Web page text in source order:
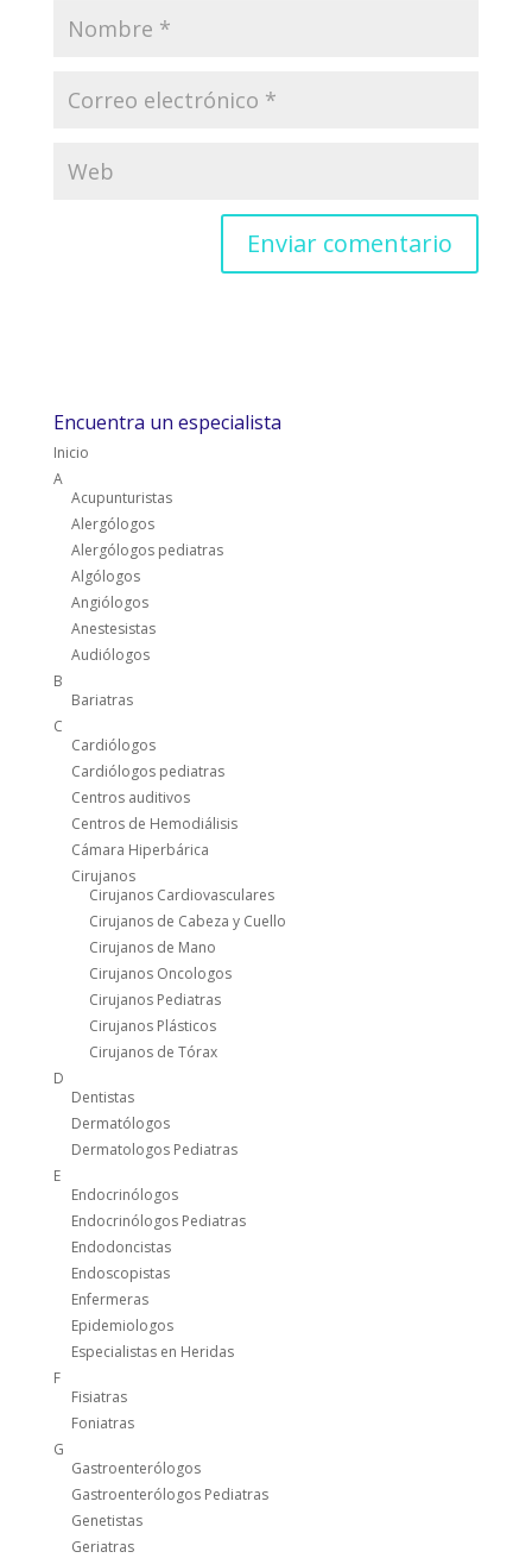
Encuentra un especialista
Inicio
A
Acupunturistas
Alergólogos
Alergólogos pediatras
Algólogos
Angiólogos
Anestesistas
Audiólogos
B
Bariatras
C
Cardiólogos
Cardiólogos pediatras
Centros auditivos
Centros de Hemodiálisis
Cámara Hiperbárica
Cirujanos
Cirujanos Cardiovasculares
Cirujanos de Cabeza y Cuello
Cirujanos de Mano
Cirujanos Oncologos
Cirujanos Pediatras
Cirujanos Plásticos
Cirujanos de Tórax
D
Dentistas
Dermatólogos
Dermatologos Pediatras
E
Endocrinólogos
Endocrinólogos Pediatras
Endodoncistas
Endoscopistas
Enfermeras
Epidemiologos
Especialistas en Heridas
F
Fisiatras
Foniatras
G
Gastroenterólogos
Gastroenterólogos Pediatras
Genetistas
Geriatras